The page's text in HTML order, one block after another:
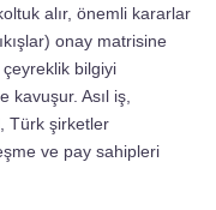
alır, önemli kararlar
onay matrisine
bilgiyi
kavuşur. Asıl iş,
Türk şirketler
ve pay sahipleri